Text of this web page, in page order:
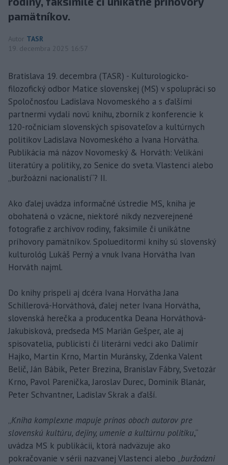
pamätníkov.
Autor TASR
19. decembra 2025 16:57
Bratislava 19. decembra (TASR) - Kulturologicko-
filozofický odbor Matice slovenskej (MS) v spolupráci so
Spoločnosťou Ladislava Novomeského a s ďalšími
partnermi vydali novú knihu, zborník z konferencie k
120-ročniciam slovenských spisovateľov a kultúrnych
politikov Ladislava Novomeského a Ivana Horvátha.
Publikácia má názov Novomeský & Horváth: Velikáni
literatúry a politiky, zo Senice do sveta. Vlastenci alebo
„buržoázni nacionalisti“? II.
Ako ďalej uvádza informačné ústredie MS, kniha je
obohatená o vzácne, niektoré nikdy nezverejnené
fotografie z archívov rodiny, faksimile či unikátne
príhovory pamätníkov. Spolueditormi knihy sú slovenský
kulturológ Lukáš Perný a vnuk Ivana Horvátha Ivan
Horváth najml.
Do knihy prispeli aj dcéra Ivana Horvátha Jana
Schillerová-Horváthová, ďalej neter Ivana Horvátha,
slovenská herečka a producentka Deana Horváthová-
Jakubisková, predseda MS Marián Gešper, ale aj
spisovatelia, publicisti či literárni vedci ako Dalimír
Hajko, Martin Krno, Martin Muránsky, Zdenka Valent
Belič, Ján Bábik, Peter Brezina, Branislav Fábry, Svetozár
Krno, Pavol Parenička, Jaroslav Durec, Dominik Blanár,
Peter Schvantner, Ladislav Skrak a ďalší.
„Kniha komplexne mapuje prínos oboch autorov pre
slovenskú kultúru, dejiny, umenie a kultúrnu politiku,“
uvádza MS k publikácii, ktorá nadväzuje ako
pokračovanie v sérii nazvanej Vlastenci alebo „buržoázni